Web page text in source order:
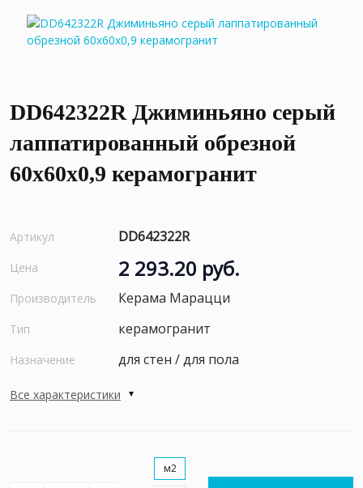
DD642322R Джиминьяно серый
лаппатированный обрезной
60х60x0,9 керамогранит
Артикул DD642322R
Цена 2 293.20 руб.
Производитель Керама Марацци
Тип керамогранит
Назначение для стен / для пола
Все характеристики
м2